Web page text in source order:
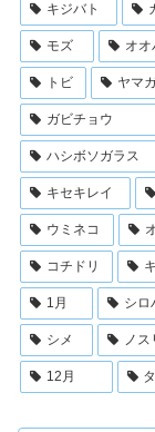
キジバト
モズ オオ
トビ ヤマ
ガビチョウ
ハシボソガラス
キセキレイ
ウミネコ
コチドリ
1月 シロ
シメ ノス
12月